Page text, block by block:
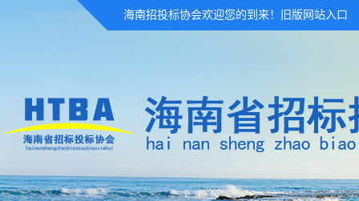
海南招投标协会欢迎您的到来！ 旧版网站入口